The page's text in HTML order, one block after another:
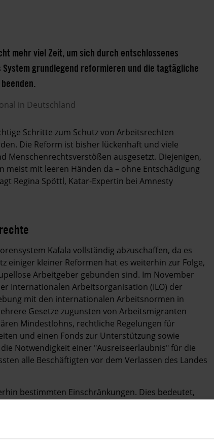
mehr viel Zeit, um sich durch entschlossenes
grundlegend reformieren und die tagtägliche
in Deutschland
Schritte zum Schutz von Arbeitsrechten
Die Reform ist bisher lückenhaft und viele
Menschenrechtsverstößen ausgesetzt. Diejenigen,
meist mit leeren Händen da – ohne Entschädigung
Regina Spöttl, Katar-Expertin bei Amnesty
Kafala vollständig abzuschaffen, da es
einiger kleiner Reformen hat es weiterhin zur Folge,
Arbeitgeber gebunden sind. Im November
Internationalen Arbeitsorganisation (ILO) der
mit den internationalen Arbeitsnormen in
Gesetze zugunsten von Arbeitsmigranten
Mindestlohns, rechtliche Regelungen für
und einen Fonds zur Unterstützung sowie
Notwendigkeit einer "Ausreiseerlaubnis" für die
alle Beschäftigten vor dem Verlassen des Landes
bestimmten Einschränkungen. Dies bedeutet,
eingeschränkter Bewegungsfreiheit und
Das Kafala-System hat weiterhin zur Folge, dass
die Erlaubnis ihres Arbeitgebers einholen
wegen "unerlaubter Abwesenheit" und die